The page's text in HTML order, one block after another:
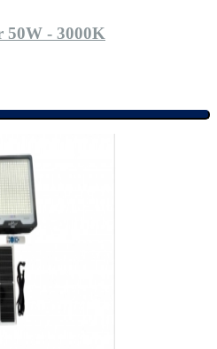
50W - 3000K